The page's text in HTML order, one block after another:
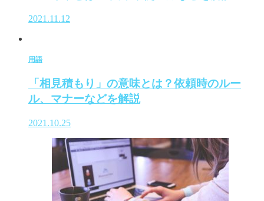
2021.11.12
用語
「相見積もり」の意味とは？依頼時のルー
ル、マナーなどを解説
2021.10.25